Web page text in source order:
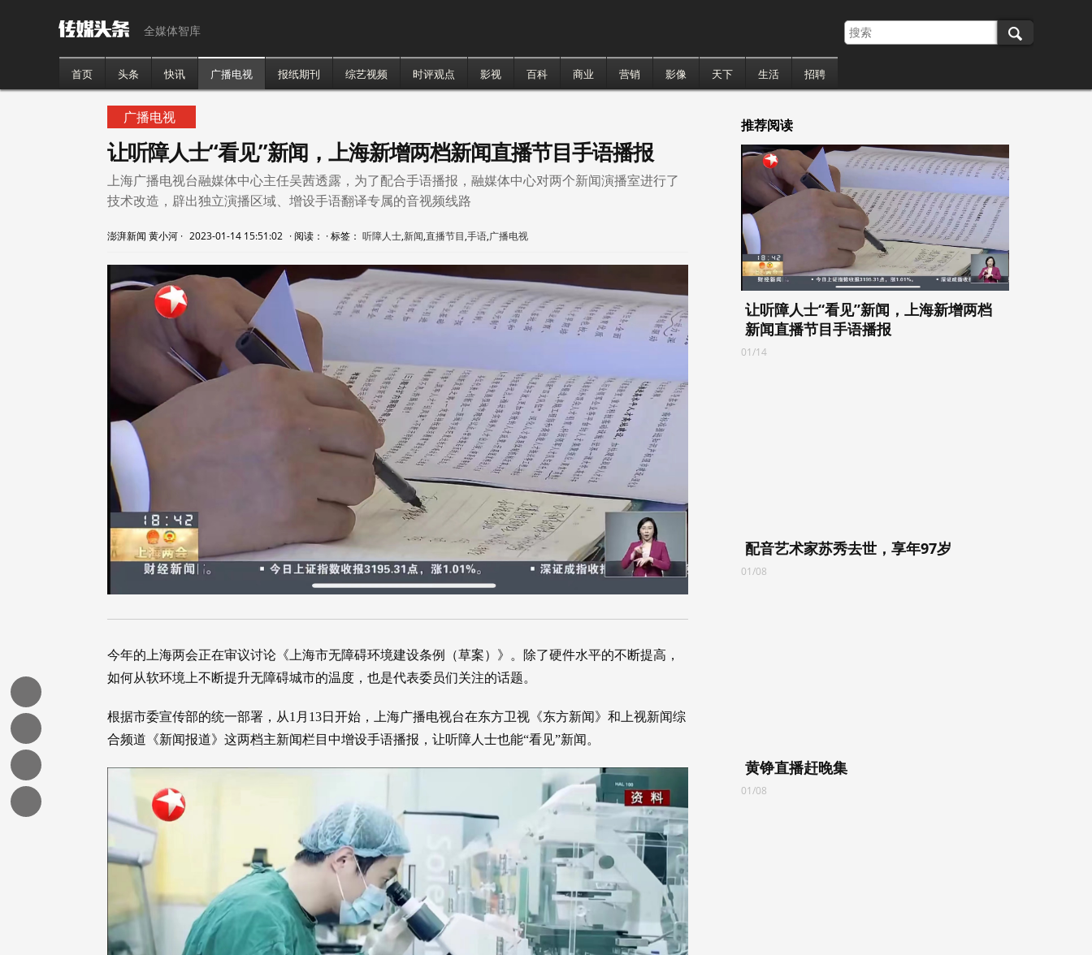
全媒体智库
首页 头条 快讯 广播电视 报纸期刊 综艺视频 时评观点 影视 百科 商业 营销 影像 天下 生活 招聘
广播电视
让听障人士“看见”新闻，上海新增两档新闻直播节目手语播报
上海广播电视台融媒体中心主任吴茜透露，为了配合手语播报，融媒体中心对两个新闻演播室进行了
技术改造，辟出独立演播区域、增设手语翻译专属的音视频线路
澎湃新闻 黄小河 · 2023-01-14 15:51:02 ·阅读： ·标签： 听障人士,新闻,直播节目,手语,广播电视
今年的上海两会正在审议讨论《上海市无障碍环境建设条例（草案）》。除了硬件水平的不断提高，
如何从软环境上不断提升无障碍城市的温度，也是代表委员们关注的话题。
根据市委宣传部的统一部署，从1月13日开始，上海广播电视台在东方卫视《东方新闻》和上视新闻综
合频道《新闻报道》这两档主新闻栏目中增设手语播报，让听障人士也能“看见”新闻。
推荐阅读
让听障人士“看见”新闻，上海新增两档
新闻直播节目手语播报
01/14
配音艺术家苏秀去世，享年97岁
01/08
黄铮直播赶晚集
01/08